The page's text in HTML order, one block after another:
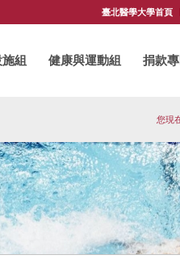
臺北醫學大學首頁
組 健康與運動組 捐款
您現